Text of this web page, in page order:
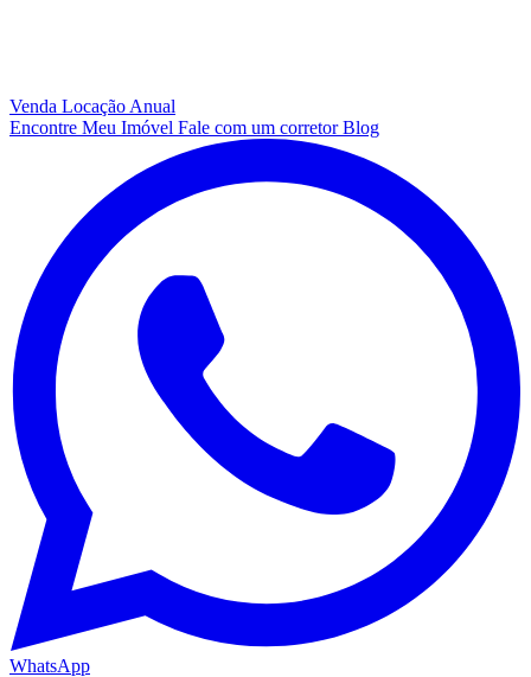
Venda Locação Anual
Encontre Meu Imóvel Fale com um corretorBlog
WhatsApp